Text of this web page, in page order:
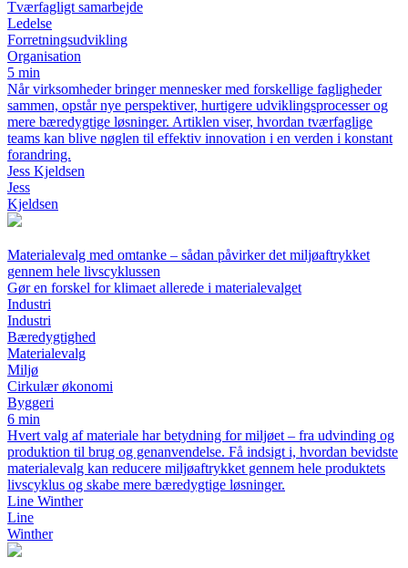
Tværfagligt samarbejde
Ledelse
Forretningsudvikling
Organisation
5 min
Når virksomheder bringer mennesker med forskellige fagligheder
sammen, opstår nye perspektiver, hurtigere udviklingsprocesser og
mere bæredygtige løsninger. Artiklen viser, hvordan tværfaglige
teams kan blive nøglen til effektiv innovation i en verden i konstant
forandring.
Jess Kjeldsen
Jess
Kjeldsen
Materialevalg med omtanke – sådan påvirker det miljøaftrykket
gennem hele livscyklussen
Gør en forskel for klimaet allerede i materialevalget
Industri
Industri
Bæredygtighed
Materialevalg
Miljø
Cirkulær økonomi
Byggeri
6 min
Hvert valg af materiale har betydning for miljøet – fra udvinding og
produktion til brug og genanvendelse. Få indsigt i, hvordan bevidste
materialevalg kan reducere miljøaftrykket gennem hele produktets
livscyklus og skabe mere bæredygtige løsninger.
Line Winther
Line
Winther